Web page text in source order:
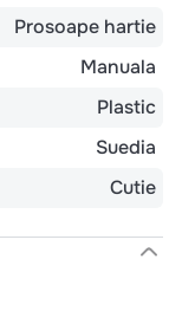
Prosoape hartie
Manuala
Plastic
Suedia
Cutie